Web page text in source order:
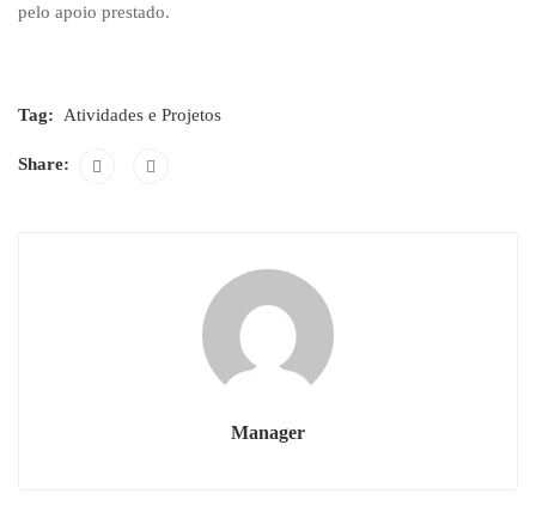
pelo apoio prestado.
Tag: Atividades e Projetos
Share:
Manager